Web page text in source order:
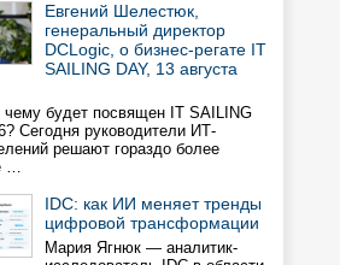
Евгений Шелестюк,
генеральный директор
DCLogic, о бизнес-регате IT
SAILING DAY, 13 августа
чему будет посвящен IT SAILING
Сегодня руководители ИТ-
решают гораздо более
…
IDC: как ИИ меняет тренды
цифровой трансформации
Мария Ягнюк — аналитик-